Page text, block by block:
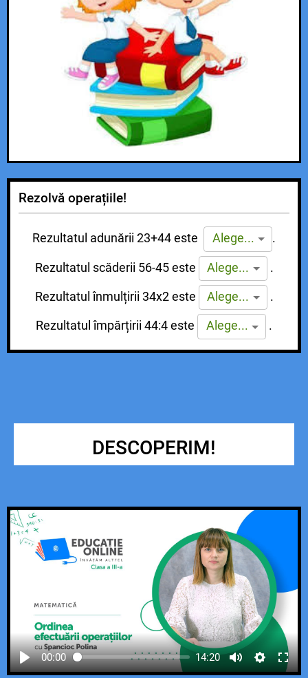
Rezolvă operațiile!
Rezultatul adunării 23+44 este Alege... .
Rezultatul scăderii 56-45 este Alege... .
Rezultatul înmulțirii 34x2 este Alege... .
Rezultatul împărțirii 44:4 este Alege... .
DESCOPERIM!
00:00 14:20